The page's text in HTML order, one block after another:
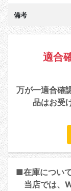
備考
適合
万が一適合確
品はお受
■在庫につい
当店では、